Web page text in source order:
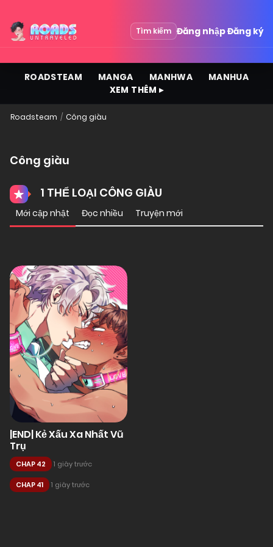
Tìm kiếm Đăng nhậpĐăng ký
ROADSTEAM MANGA MANHWA
MANHUA
XEM THÊM ▸
Roadsteam Công giàu
Công giàu
1 THỂ LOẠI CÔNG GIÀU
Mới cập nhật Đọc nhiều Truyện mới
|END| Kẻ Xấu Xa Nhất Vũ
Trụ
CHAP 42 1 giây trước
CHAP 41 1 giây trước